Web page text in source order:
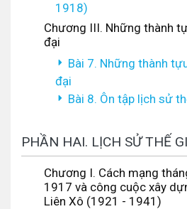
1918)
Chương III. Những thành
đại
Bài 7. Những thành
đại
Bài 8. Ôn tập lịch sử
PHẦN HAI. LỊCH SỬ THẾ
Chương I. Cách mạng
1917 và công cuộc xây
Liên Xô (1921 - 1941)